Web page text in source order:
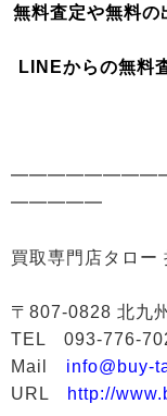
無料査定や無料の
LINEからの無料
━━━━━
買取専門店タロー
〒807-0828 北九
TEL 093-776-
Mail info@buy-
URL
http://